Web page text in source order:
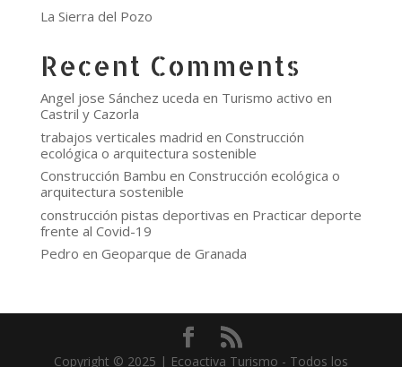
La Sierra del Pozo
Recent Comments
Angel jose Sánchez uceda en Turismo activo en
Castril y Cazorla
trabajos verticales madrid en Construcción
ecológica o arquitectura sostenible
Construcción Bambu en Construcción ecológica o
arquitectura sostenible
construcción pistas deportivas en Practicar deporte
frente al Covid-19
Pedro en Geoparque de Granada
Copyright © 2025 | Ecoactiva Turismo - Todos los